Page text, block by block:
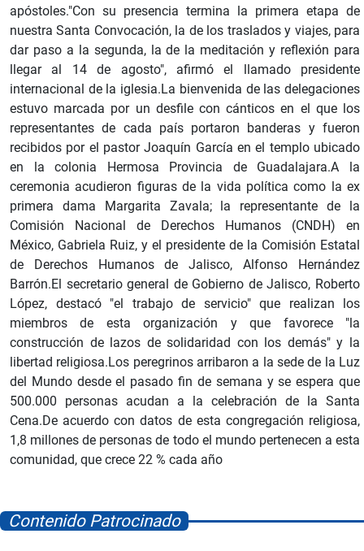
apóstoles."Con su presencia termina la primera etapa de
nuestra Santa Convocación, la de los traslados y viajes, para
dar paso a la segunda, la de la meditación y reflexión para
llegar al 14 de agosto", afirmó el llamado presidente
internacional de la iglesia.La bienvenida de las delegaciones
estuvo marcada por un desfile con cánticos en el que los
representantes de cada país portaron banderas y fueron
recibidos por el pastor Joaquín García en el templo ubicado
en la colonia Hermosa Provincia de Guadalajara.A la
ceremonia acudieron figuras de la vida política como la ex
primera dama Margarita Zavala; la representante de la
Comisión Nacional de Derechos Humanos (CNDH) en
México, Gabriela Ruiz, y el presidente de la Comisión Estatal
de Derechos Humanos de Jalisco, Alfonso Hernández
Barrón.El secretario general de Gobierno de Jalisco, Roberto
López, destacó "el trabajo de servicio" que realizan los
miembros de esta organización y que favorece "la
construcción de lazos de solidaridad con los demás" y la
libertad religiosa.Los peregrinos arribaron a la sede de la Luz
del Mundo desde el pasado fin de semana y se espera que
500.000 personas acudan a la celebración de la Santa
Cena.De acuerdo con datos de esta congregación religiosa,
1,8 millones de personas de todo el mundo pertenecen a esta
comunidad, que crece 22 % cada año
Contenido Patrocinado